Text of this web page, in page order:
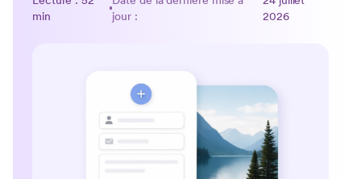
min
jour :
2026